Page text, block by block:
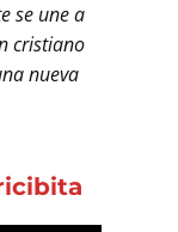
se une a
cristiano
nueva